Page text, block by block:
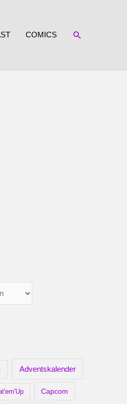
COMICS SUCHEN
Adventskalender
Capcom